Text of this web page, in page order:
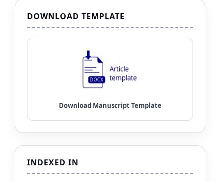
DOWNLOAD TEMPLATE
INDEXED IN